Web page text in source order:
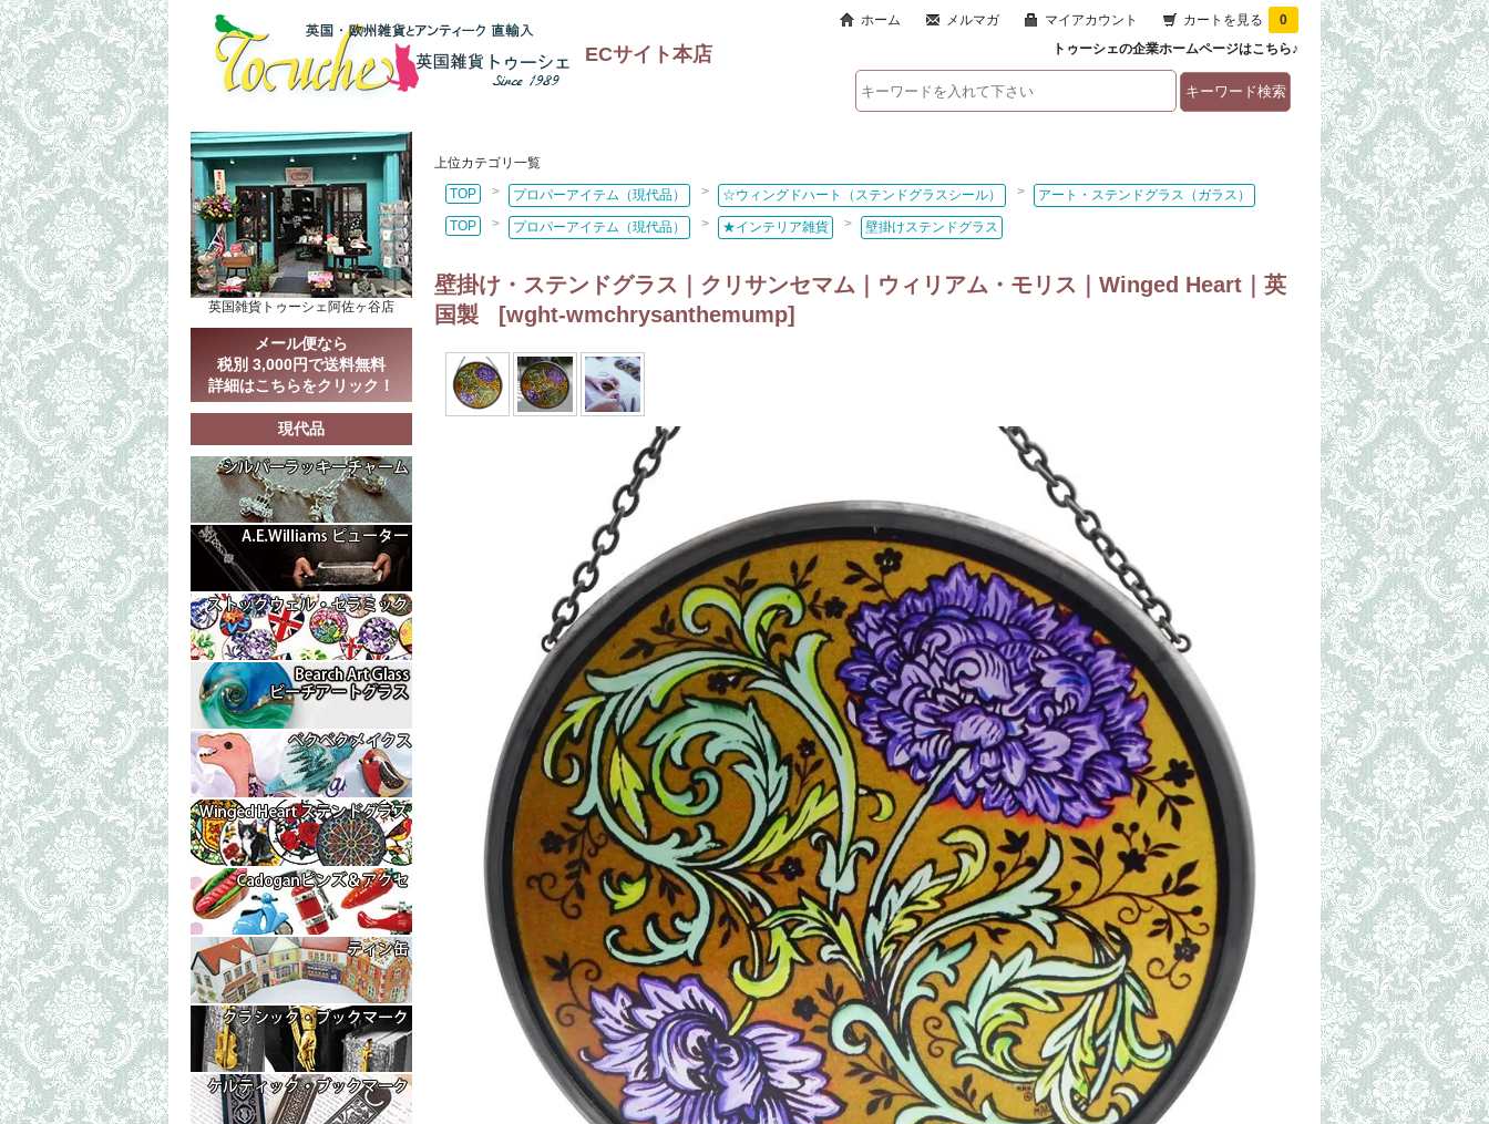
ECサイト本店
ホーム メルマガ マイアカウント カートを見る
0
トゥーシェの企業ホームページはこちら♪
上位カテゴリ一覧
TOP
> プロパーアイテム（現代品） > ☆ウィングドハート（ステンドグラスシール） >
アート・ステンドグラス（ガラス）
TOP
> プロパーアイテム（現代品） > ★インテリア雑貨 > 壁掛けステンドグラス
壁掛け・ステンドグラス｜クリサンセマム｜ウィリアム・モリス｜Winged Heart｜英
国製 [wght-wmchrysanthemump]
英国雑貨トゥーシェ阿佐ヶ谷店
メール便なら
税別 3,000円で送料無料
詳細はこちらをクリック！
現代品